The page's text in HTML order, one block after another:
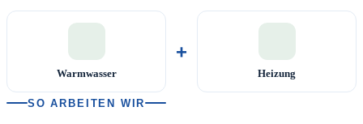
Warmwasser
+
Heizung
SO ARBEITEN WIR